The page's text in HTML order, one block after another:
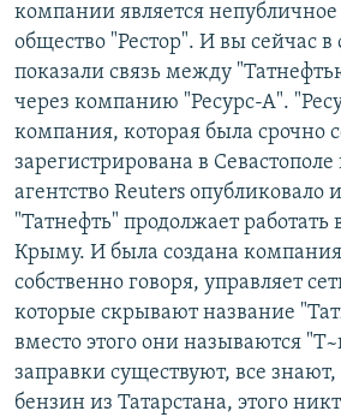
компании является
общество "Рестор". И вы сейчас
показали связь между
через компанию "Ресурс-А".
компания, которая была срочно
зарегистрирована в Севастополе
агентство Reuters
"Татнефть" продолжает
Крыму. И была создана
собственно говоря, управляет
которые скрывают название
вместо этого они называются
заправки существуют, все знают,
бензин из Татарстана, этого